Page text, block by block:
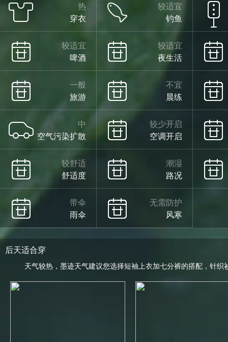
热
穿衣
较适宜
钓鱼
较适宜
啤酒
较适宜
夜生活
一般
旅游
不宜
晨练
中
空气污染扩散
较少开启
空调开启
较舒适
舒适度
潮湿
路况
带伞
雨伞
无需防护
风寒
后天适合穿
天气较热，墨迹天气建议您选择短袖上衣加七分裤的搭配，针织